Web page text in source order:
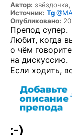
Автор: звёздочка,
Источник: Tg
Опубликовано:
Препод супер.
Любит, когда
о чём
на дискуссию.
Если ходить,